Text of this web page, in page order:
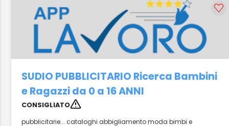
SUDIO PUBBLICITARIO Ricerca Bambini
e Ragazzi da 0 a 16 ANNI
CONSIGLIATO
pubblicitarie... cataloghi abbigliamento moda bimbi e